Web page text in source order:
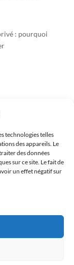
technologies telles
des appareils. Le
des données
sur ce site. Le fait de
un effet négatif sur
: pourquoi